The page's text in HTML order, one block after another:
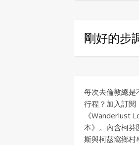
剛好的步
每次去倫敦總是
行程？加入訂閱
《Wanderlust
本》。內含柯芬
斯與柯茲窩鄉村